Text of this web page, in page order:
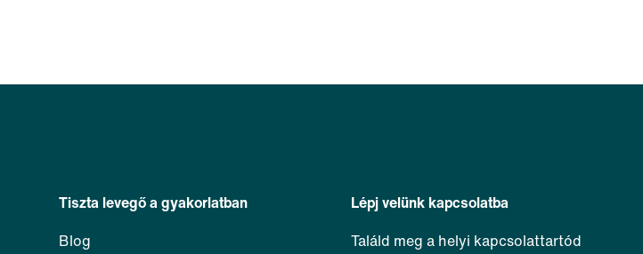
Tiszta levegő a gyakorlatban
Blog
Lépj velünk kapcsolatba
Találd meg a helyi kapcsolattartód